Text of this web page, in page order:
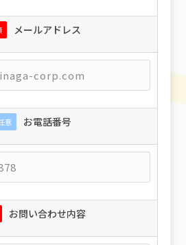
メールアドレス
意 お電話番号
お問い合わせ内容